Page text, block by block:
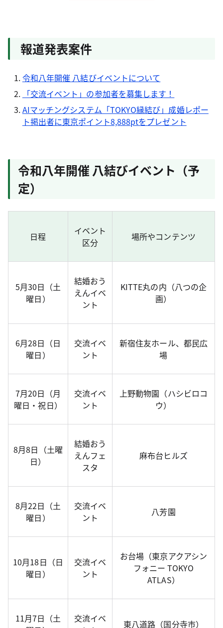
報道発表案件
令和八年開催 八結びイベントについて
「交流イベント」の参加者を募集します！
AIマッチングシステム「TOKYO縁結び」成婚レポー
ト掲出者に東京ポイント8,888ptをプレゼント
令和八年開催 八結びイベント（予
定）
日程
イベント
区分
場所やコンテンツ
5月30日（土
曜日）
結婚おう
えんイベ
ント
KITTE丸の内（八つの企
画）
6月28日（日
曜日）
交流イベ
ント
新宿住友ホール、都民広
場
7月20日（月
曜日・祝日）
交流イベ
ント
上野動物園（ハシビロコ
ウ）
8月8日（土曜
日）
結婚おう
えんフェ
スタ
麻布台ヒルズ
8月22日（土
曜日）
交流イベ
ント
八芳園
10月18日（日
曜日）
交流イベ
ント
お台場（東京アクアシン
フォニー TOKYO
ATLAS）
11月7日（土
交流イベ
東八道路（国分寺市）